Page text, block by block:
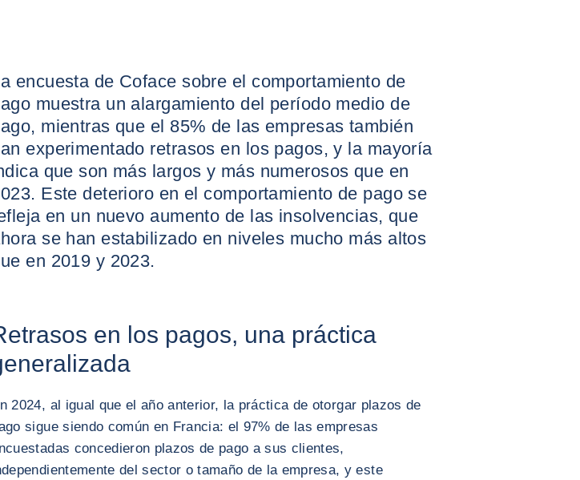
encuesta de Coface sobre el comportamiento de
muestra un alargamiento del período medio de
mientras que el 85% de las empresas también
experimentado retrasos en los pagos, y la mayoría
que son más largos y más numerosos que en
Este deterioro en el comportamiento de pago se
en un nuevo aumento de las insolvencias, que
se han estabilizado en niveles mucho más altos
en 2019 y 2023.
en los pagos, una práctica
2024, al igual que el año anterior, la práctica de otorgar plazos de
sigue siendo común en Francia: el 97% de las empresas
concedieron plazos de pago a sus clientes,
del sector o tamaño de la empresa, y este